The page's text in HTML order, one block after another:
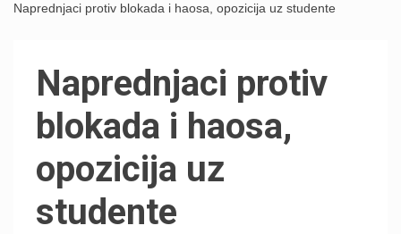
Naprednjaci protiv blokada i haosa, opozicija uz studente
Naprednjaci protiv
blokada i haosa,
opozicija uz
studente